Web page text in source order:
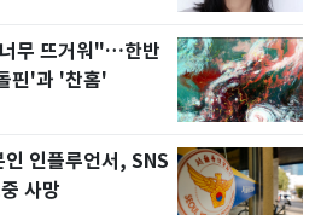
무 뜨거워"…한반
핀'과 '찬홈'
인플루언서, SNS
사망